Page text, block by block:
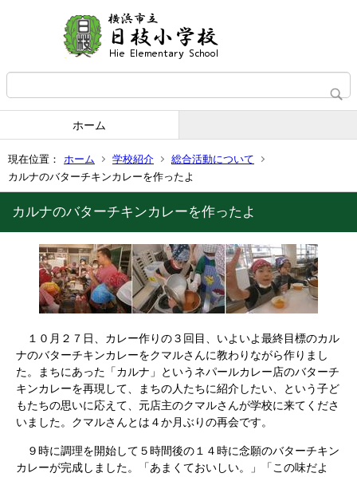
ホーム
現在位置： ホーム 学校紹介
総合活動について
カルナのバターチキンカレーを作ったよ
カルナのバターチキンカレーを作ったよ
１０月２７日、カレー作りの３回目、いよいよ最終目標のカル
ナのバターチキンカレーをクマルさんに教わりながら作りまし
た。まちにあった「カルナ」というネパールカレー店のバターチ
キンカレーを再現して、まちの人たちに紹介したい、という子ど
もたちの思いに応えて、元店主のクマルさんが学校に来てくださ
いました。クマルさんとは４か月ぶりの再会です。
９時に調理を開始して５時間後の１４時に念願のバターチキン
カレーが完成しました。「あまくておいしい。」「この味だよ